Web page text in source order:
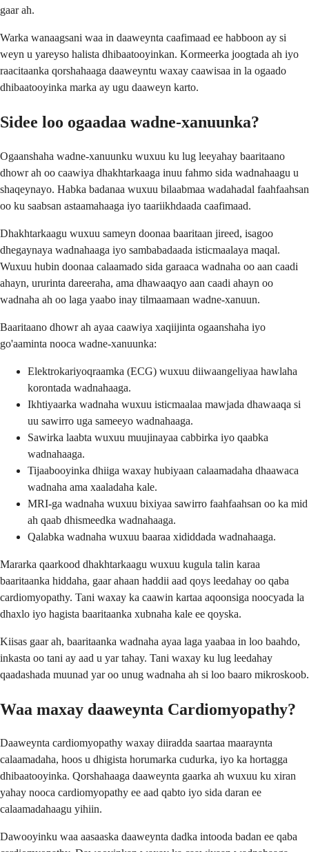
gaar ah.
Warka wanaagsani waa in daaweynta caafimaad ee habboon ay si
weyn u yareyso halista dhibaatooyinkan. Kormeerka joogtada ah iyo
raacitaanka qorshahaaga daaweyntu waxay caawisaa in la ogaado
dhibaatooyinka marka ay ugu daaweyn karto.
Sidee loo ogaadaa wadne-xanuunka?
Ogaanshaha wadne-xanuunku wuxuu ku lug leeyahay baaritaano
dhowr ah oo caawiya dhakhtarkaaga inuu fahmo sida wadnahaagu u
shaqeynayo. Habka badanaa wuxuu bilaabmaa wadahadal faahfaahsan
oo ku saabsan astaamahaaga iyo taariikhdaada caafimaad.
Dhakhtarkaagu wuxuu sameyn doonaa baaritaan jireed, isagoo
dhegaynaya wadnahaaga iyo sambabadaada isticmaalaya maqal.
Wuxuu hubin doonaa calaamado sida garaaca wadnaha oo aan caadi
ahayn, ururinta dareeraha, ama dhawaaqyo aan caadi ahayn oo
wadnaha ah oo laga yaabo inay tilmaamaan wadne-xanuun.
Baaritaano dhowr ah ayaa caawiya xaqiijinta ogaanshaha iyo
go'aaminta nooca wadne-xanuunka:
Elektrokariyoqraamka (ECG) wuxuu diiwaangeliyaa hawlaha
korontada wadnahaaga.
Ikhtiyaarka wadnaha wuxuu isticmaalaa mawjada dhawaaqa si
uu sawirro uga sameeyo wadnahaaga.
Sawirka laabta wuxuu muujinayaa cabbirka iyo qaabka
wadnahaaga.
Tijaabooyinka dhiiga waxay hubiyaan calaamadaha dhaawaca
wadnaha ama xaaladaha kale.
MRI-ga wadnaha wuxuu bixiyaa sawirro faahfaahsan oo ka mid
ah qaab dhismeedka wadnahaaga.
Qalabka wadnaha wuxuu baaraa xididdada wadnahaaga.
Mararka qaarkood dhakhtarkaagu wuxuu kugula talin karaa
baaritaanka hiddaha, gaar ahaan haddii aad qoys leedahay oo qaba
cardiomyopathy. Tani waxay ka caawin kartaa aqoonsiga noocyada la
dhaxlo iyo hagista baaritaanka xubnaha kale ee qoyska.
Kiisas gaar ah, baaritaanka wadnaha ayaa laga yaabaa in loo baahdo,
inkasta oo tani ay aad u yar tahay. Tani waxay ku lug leedahay
qaadashada muunad yar oo unug wadnaha ah si loo baaro mikroskoob.
Waa maxay daaweynta Cardiomyopathy?
Daaweynta cardiomyopathy waxay diiradda saartaa maaraynta
calaamadaha, hoos u dhigista horumarka cudurka, iyo ka hortagga
dhibaatooyinka. Qorshahaaga daaweynta gaarka ah wuxuu ku xiran
yahay nooca cardiomyopathy ee aad qabto iyo sida daran ee
calaamadahaagu yihiin.
Dawooyinku waa aasaaska daaweynta dadka intooda badan ee qaba